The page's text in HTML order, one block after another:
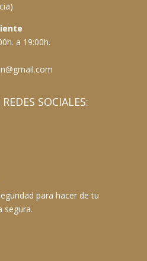
a 19:00h.
SOCIALES:
para hacer de tu
segura.